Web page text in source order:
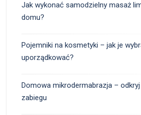
Jak wykonać samodzielny masaż
domu?
Pojemniki na kosmetyki – jak je
uporządkować?
Domowa mikrodermabrazja –
zabiegu